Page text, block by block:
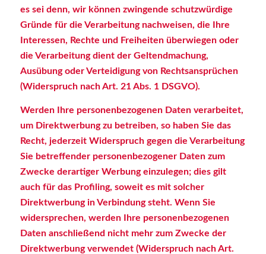
es sei denn, wir können zwingende schutzwürdige
Gründe für die Verarbeitung nachweisen, die Ihre
Interessen, Rechte und Freiheiten überwiegen oder
die Verarbeitung dient der Geltendmachung,
Ausübung oder Verteidigung von Rechtsansprüchen
(Widerspruch nach Art. 21 Abs. 1 DSGVO).
Werden Ihre personenbezogenen Daten verarbeitet,
um Direktwerbung zu betreiben, so haben Sie das
Recht, jederzeit Widerspruch gegen die Verarbeitung
Sie betreffender personenbezogener Daten zum
Zwecke derartiger Werbung einzulegen; dies gilt
auch für das Profiling, soweit es mit solcher
Direktwerbung in Verbindung steht. Wenn Sie
widersprechen, werden Ihre personenbezogenen
Daten anschließend nicht mehr zum Zwecke der
Direktwerbung verwendet (Widerspruch nach Art.